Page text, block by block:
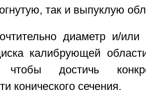
так и выпуклую
диаметр и/
калибрующей
чтобы достичь
конического сечения.